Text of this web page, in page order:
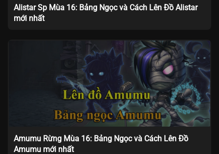
Alistar Sp Mùa 16: Bảng Ngọc và Cách Lên Đồ Alistar
mới nhất
Amumu Rừng Mùa 16: Bảng Ngọc và Cách Lên Đồ
Amumu mới nhất